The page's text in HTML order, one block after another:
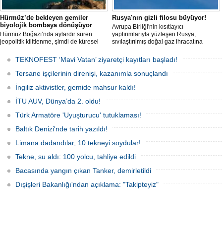
Hürmüz’de bekleyen gemiler
biyolojik bombaya dönüşüyor
Hürmüz Boğazı’nda aylardır süren
jeopolitik kilitlenme, şimdi de küresel
aralamış olabilir. Sıcak sularda
hareketsiz bekleyen binden fazla gemi,
istilacı deniz canlıları için devasa bir
üreme merkezine dönüşmüş durumda.
Rusya'nın gizli filosu büyüyor!
Avrupa Birliği'nin kısıtlayıcı
yaptırımlarıyla yüzleşen Rusya,
sıvılaştırılmış doğal gaz ihracatına
geliştiriyor.
TEKNOFEST ‘Mavi Vatan’ ziyaretçi kayıtları başladı!
Tersane işçilerinin direnişi, kazanımla sonuçlandı
İngiliz aktivistler, gemide mahsur kaldı!
İTU AUV, Dünya’da 2. oldu!
Türk Armatöre 'Uyuşturucu' tutuklaması!
Baltık Denizi'nde tarih yazıldı!
Limana dadandılar, 10 tekneyi soydular!
Tekne, su aldı: 100 yolcu, tahliye edildi
Bacasında yangın çıkan Tanker, demirletildi
Dışişleri Bakanlığı'ndan açıklama: "Takipteyiz"